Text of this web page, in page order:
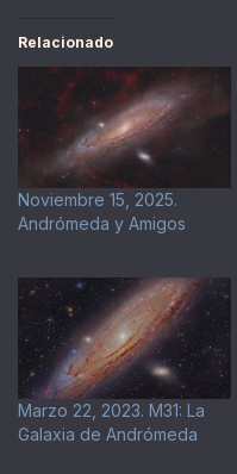
Relacionado
Noviembre 15, 2025.
Andrómeda y Amigos
Marzo 22, 2023. M31: La
Galaxia de Andrómeda